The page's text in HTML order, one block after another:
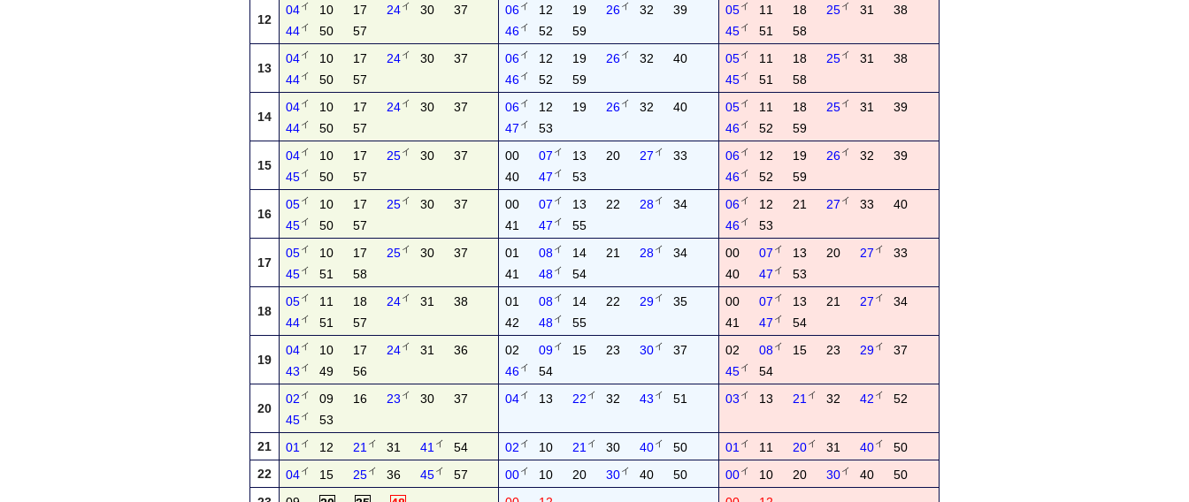
12
04イ 10 17 24イ 30
37
44イ 50 57
06イ 12 19 26イ 32
39
46イ 52 59
05イ 11 18 25イ 31
38
45イ 51 58
13
04イ 10 17 24イ 30
37
44イ 50 57
06イ 12 19 26イ 32
40
46イ 52 59
05イ 11 18 25イ 31
38
45イ 51 58
14
04イ 10 17 24イ 30
37
44イ 50 57
06イ 12 19 26イ 32
40
47 イ 53
05イ 11 18 25イ 31
39
46イ 52 59
15
04イ 10 17 25イ 30
37
45イ 50 57
00 07 イ 13 20 27 イ
33
40
47 イ 53
06イ 12 19 26イ 32
39
46イ 52 59
16
05イ 10 17 25イ 30
37
45イ 50 57
00 07 イ 13 22 28イ
34
41
47 イ 55
06イ 12 21 27 イ 33
40
46イ 53
17
05イ 10 17 25イ 30
37
45イ 51 58
01 08イ 14 21 28イ
34
41
48イ 54
00 07 イ 13 20 27 イ
33
40
47 イ 53
18
05イ 11 18 24イ 31
38
44イ 51 57
01 08イ 14 22 29イ
35
42
48イ 55
00 07 イ 13 21 27 イ
34
41
47 イ 54
19
04イ 10 17 24イ 31
36
43 イ 49 56
02 09イ 15 23 30イ
37
46イ 54
02 08イ 15 23 29イ
37
45イ 54
20
02 イ 09 16 23 イ 30
37
45イ 53
04イ 13 22 イ 32 43 イ 51 03 イ 13 21 イ 32 42 イ 52
21 01 イ 12 21 イ 31 41 イ 54 02 イ 10 21 イ 30 40イ 50 01 イ 11 20イ 31 40イ
50
22
04イ 15 25イ 36 45イ 57 00イ 10 20 30イ 40 50 00イ 10 20 30イ 40
50